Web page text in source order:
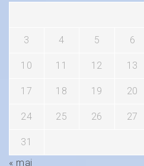
3 4 5 6
10 11 12 13
17 18 19 20
24 25 26 27
31
« mai